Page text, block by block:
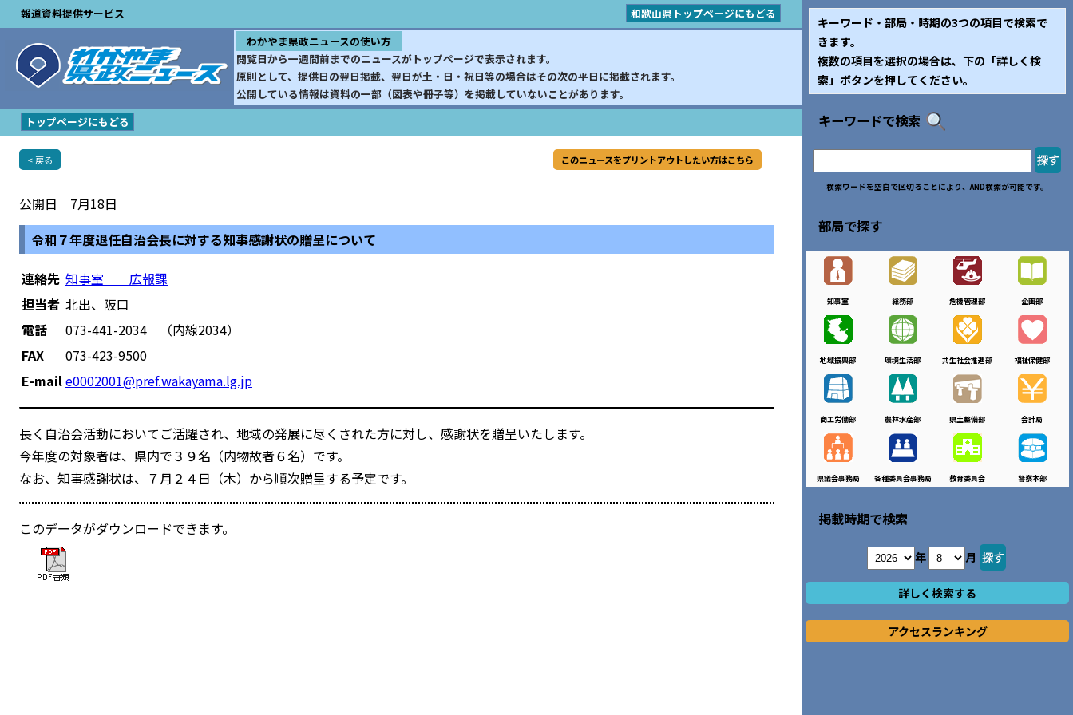
報道資料提供サービス
和歌山県トップページにもどる
わかやま県政ニュースの使い方
閲覧日から一週間前までのニュースがトップページで表示されます。
原則として、提供日の翌日掲載、翌日が土・日・祝日等の場合はその次の平日に掲載されます。
公開している情報は資料の一部（図表や冊子等）を掲載していないことがあります。
トップページにもどる
< 戻る このニュースをプリントアウトしたい方はこちら
公開日 7月18日
令和７年度退任自治会長に対する知事感謝状の贈呈について
連絡先 知事室 広報課
担当者 北出、阪口
電話
073-441-2034 （内線2034）
FAX
073-423-9500
E-maile0002001@pref.wakayama.lg.jp
長く自治会活動においてご活躍され、地域の発展に尽くされた方に対し、感謝状を贈呈いたします。
今年度の対象者は、県内で３９名（内物故者６名）です。
なお、知事感謝状は、７月２４日（木）から順次贈呈する予定です。
このデータがダウンロードできます。
キーワード・部局・時期の3つの項目で検索で
きます。
複数の項目を選択の場合は、下の「詳しく検
索」ボタンを押してください。
キーワードで検索
検索ワードを空白で区切ることにより、AND検索が可能です。
部局で探す
知事室 総務部 危機管理部 企画部
地域振興部 環境生活部 共生社会推進部 福祉保健部
商工労働部 農林水産部 県土整備部 会計局
県議会事務局 各種委員会事務局 教育委員会 警察本部
掲載時期で検索
年 月
詳しく検索する
アクセスランキング